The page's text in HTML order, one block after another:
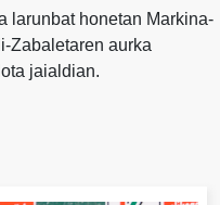
larunbat honetan Markina-
Zabaletaren aurka
jaialdian.